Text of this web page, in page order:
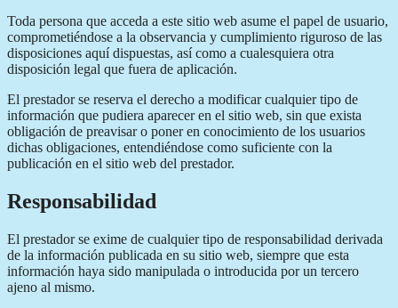
Toda persona que acceda a este sitio web asume el papel de usuario,
comprometiéndose a la observancia y cumplimiento riguroso de las
disposiciones aquí dispuestas, así como a cualesquiera otra
disposición legal que fuera de aplicación.
El prestador se reserva el derecho a modificar cualquier tipo de
información que pudiera aparecer en el sitio web, sin que exista
obligación de preavisar o poner en conocimiento de los usuarios
dichas obligaciones, entendiéndose como suficiente con la
publicación en el sitio web del prestador.
Responsabilidad
El prestador se exime de cualquier tipo de responsabilidad derivada
de la información publicada en su sitio web, siempre que esta
información haya sido manipulada o introducida por un tercero
ajeno al mismo.